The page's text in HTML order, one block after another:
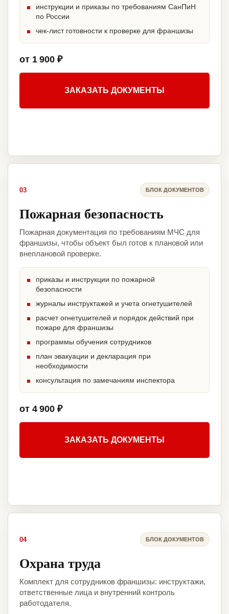
инструкции и приказы по требованиям СанПиН
по России
чек-лист готовности к проверке для франшизы
от 1 900 ₽
ЗАКАЗАТЬ ДОКУМЕНТЫ
03 БЛОК ДОКУМЕНТОВ
Пожарная безопасность
Пожарная документация по требованиям МЧС для
франшизы, чтобы объект был готов к плановой или
внеплановой проверке.
приказы и инструкции по пожарной
безопасности
журналы инструктажей и учета огнетушителей
расчет огнетушителей и порядок действий при
пожаре для франшизы
программы обучения сотрудников
план эвакуации и декларация при
необходимости
консультация по замечаниям инспектора
от 4 900 ₽
ЗАКАЗАТЬ ДОКУМЕНТЫ
04 БЛОК ДОКУМЕНТОВ
Охрана труда
Комплект для сотрудников франшизы: инструктажи,
ответственные лица и внутренний контроль
работодателя.